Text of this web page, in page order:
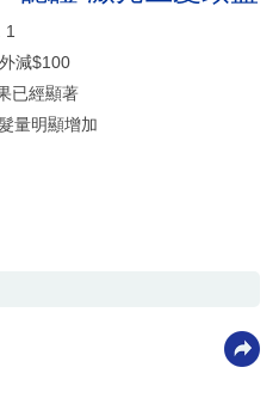
減$100
已經顯著
量明顯增加